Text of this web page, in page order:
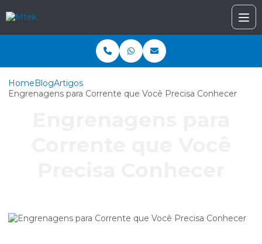
HomeBlogArtigos
Engrenagens para Corrente que Você Precisa Conhecer